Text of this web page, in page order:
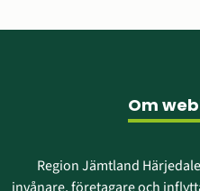
Om
Region Jämtland